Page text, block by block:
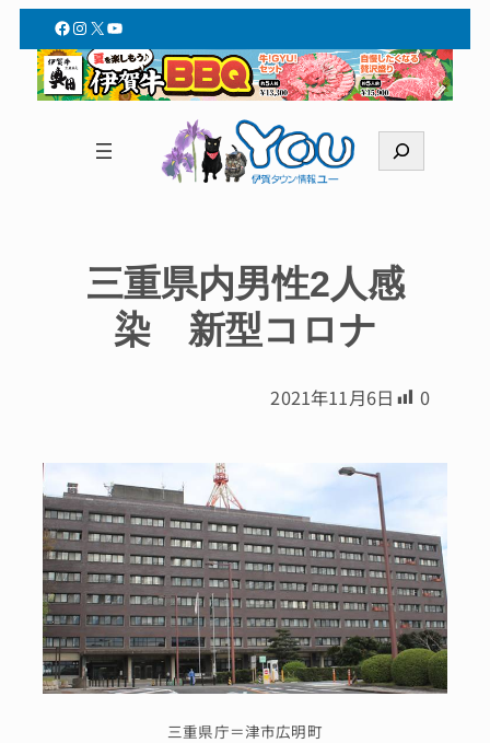
Facebook
Instagram
X YouTube
索
三重県内男性2人感
染 新型コロナ
2021年11月6日 0
三重県庁＝津市広明町